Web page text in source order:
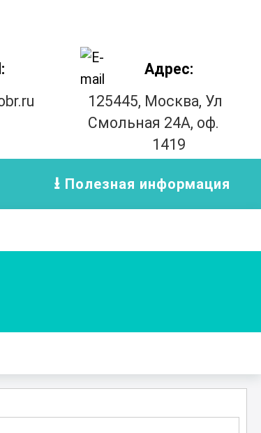
Адрес:
125445, Москва, Ул
Смольная 24А, оф.
1419
Полезная информация